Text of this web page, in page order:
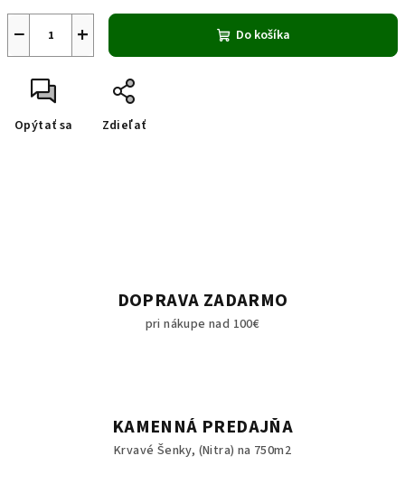
+
− Do košíka
Opýtať sa Zdieľať
DOPRAVA ZADARMO
pri nákupe nad 100€
KAMENNÁ PREDAJŇA
Krvavé Šenky, (Nitra) na 750m2